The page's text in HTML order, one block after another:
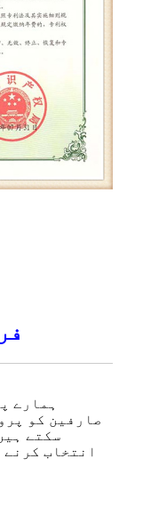
ہمارے
صارفین کو
سکتے
انتخاب